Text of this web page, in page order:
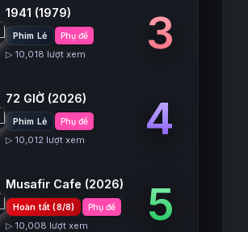
1941 (1979)
Phim Lẻ Phụ đề
▷ 10,018 lượt xem 3
72 GIỜ (2026)
Phim Lẻ Phụ đề
▷ 10,012 lượt xem 4
Musafir Cafe (2026)
Hoàn tất (8/8) Phụ đề
▷ 10,008 lượt xem 5